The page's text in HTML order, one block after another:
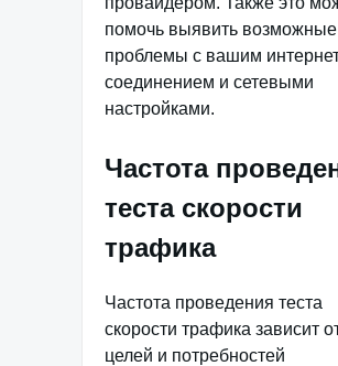
помочь выявить возможные
проблемы с вашим
соединением и сетевыми
настройками.
Частота
теста скорости
трафика
Частота проведения теста
скорости трафика зависит
целей и потребностей